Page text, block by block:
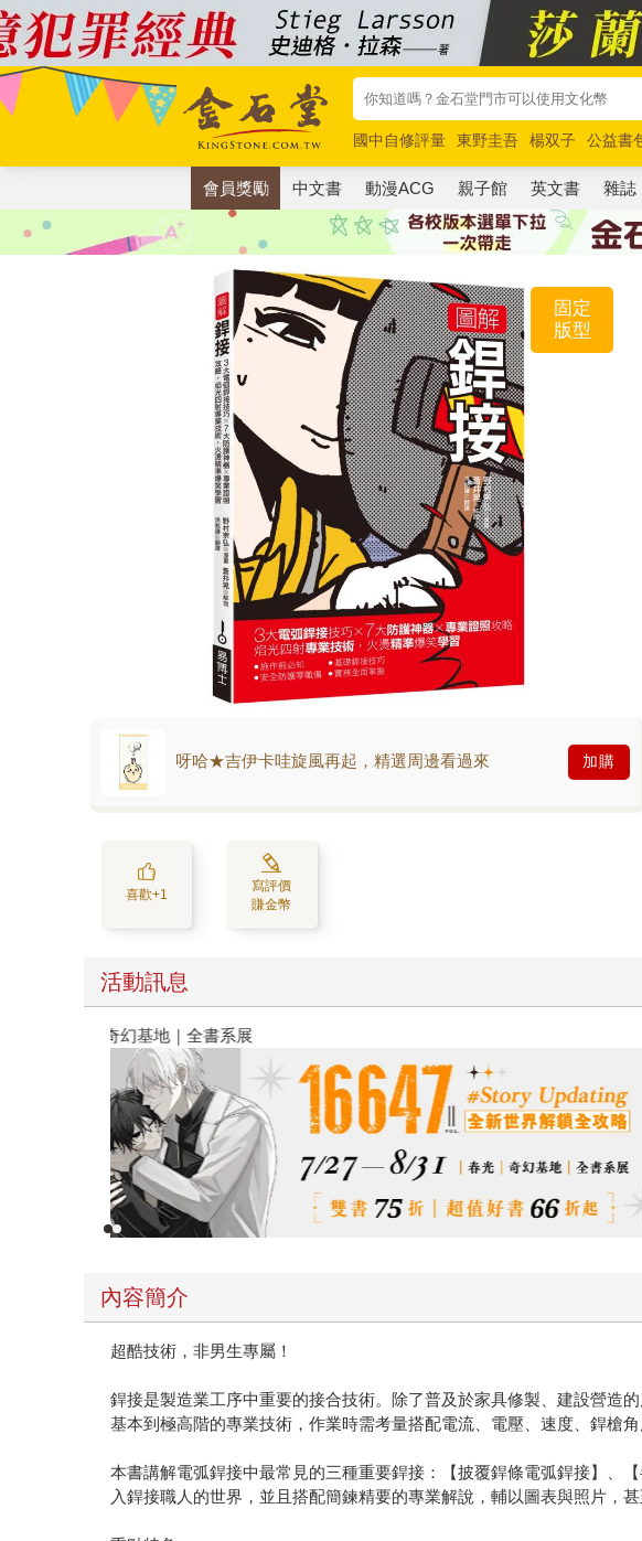
國中自修評量 東野圭吾 楊双子 公益書
唯紅花綻放
奧德賽 路邊攤新作 馬斯克
會員獎勵 中文書 動漫ACG 親子館 英文書 雜誌
固定
版型
呀哈★吉伊卡哇旋風再起，精選周邊看過來 加購
喜歡+1
寫評價
賺金幣
活動訊息
春光ｘ奇幻基地｜全書系展
內容簡介
超酷技術，非男生專屬！
銲接是製造業工序中重要的接合技術。除了普及於家具修製、建設營造
基本到極高階的專業技術，作業時需考量搭配電流、電壓、速度、銲槍
本書講解電弧銲接中最常見的三種重要銲接：【披覆銲條電弧銲接】、
入銲接職人的世界，並且搭配簡鍊精要的專業解說，輔以圖表與照片，